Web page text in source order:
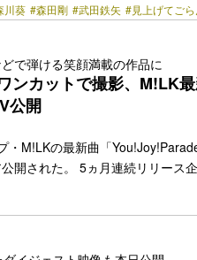
デビューを先越された42歳の万
取ったのは、是枝裕和監督が率
快磨。森本は是枝監督の助監督
2026/07/89326/"></a>
川葵 #森田剛 #武田鉄矢 #見上げてごら
で弾ける笑顔満載の作品に
ンカットで撮影、M!LK
公開
・M!LKの最新曲「
開された。 5ヵ月連続リリース
過ごす夏”をメインテーマに制作